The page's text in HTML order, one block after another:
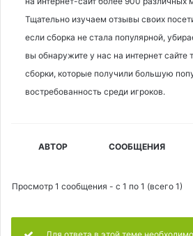
Тщательно изучаем отзывы своих
если сборка не стала популярной,
вы обнаружите у нас на интернет
сборки, которые получили большую
востребованность среди игроков.
АВТОР СООБЩЕНИЯ
Просмотр 1 сообщения - с 1 по 1 (всего 1)